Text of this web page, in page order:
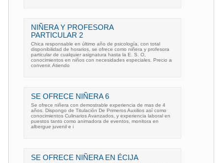
NIÑERA Y PROFESORA
PARTICULAR 2
Chica responsable en último año de psicología, con total
disponibilidad de horarios, se ofrece como niñera y profesora
particular de cualquier asignatura hasta la E. S. O,
conocimientos en niños con necesidades especiales. Precio a
convenir. Atiendo
SE OFRECE NIÑERA 6
Se ofrece niñera con demostrable experiencia de mas de 4
años. Dispongo de Titulación De Primeros Auxilios así como
conocimientos Culinarios Avanzados, y experiencia laboral en
puestos tanto como animadora de eventos, monitora en
albergue juvenil e i
SE OFRECE NIÑERA EN ÉCIJA